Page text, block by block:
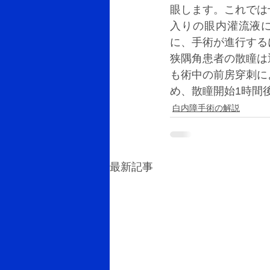
眼します。これで
入りの眼内灌流液
に、手術が進行する
狭隅角患者の散瞳
も術中の前房穿刺
め、散瞳開始1時間
白内障手術の解説
最新記事